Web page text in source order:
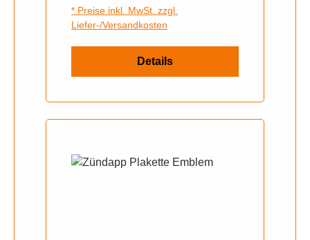
* Preise inkl. MwSt. zzgl.
Liefer-/Versandkosten
Details